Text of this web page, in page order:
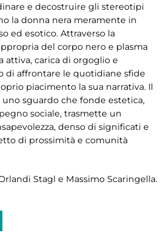
e decostruire gli stereotipi
la donna nera meramente in
ed esotico. Attraverso la
del corpo nero e plasma
carica di orgoglio e
di affrontare le quotidiane sfide
piacimento la sua narrativa. Il
sguardo che fonde estetica,
sociale, trasmette un
denso di significati e
di prossimità e comunità
Stagl e Massimo Scaringella.